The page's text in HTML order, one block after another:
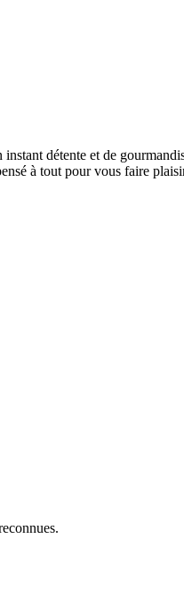
détente et de
à tout pour vous faire